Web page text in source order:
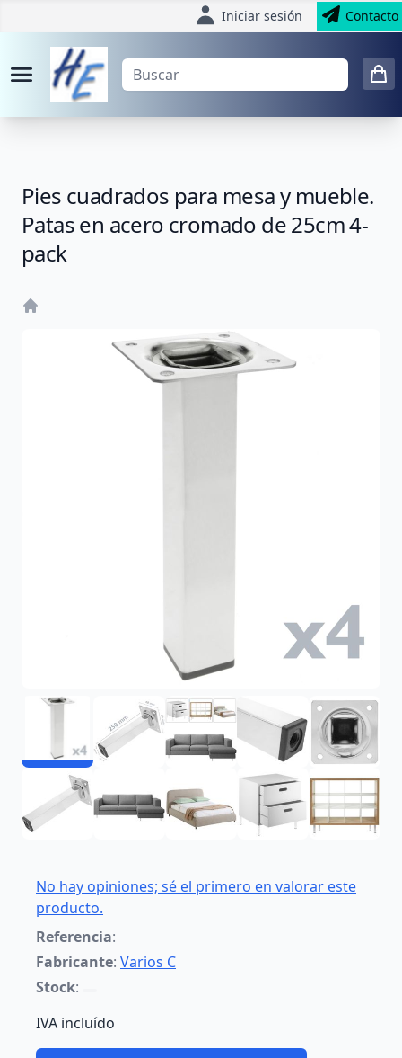
Iniciar sesión Contacto
Pies cuadrados para mesa y mueble.
Patas en acero cromado de 25cm 4-
pack
No hay opiniones; sé el primero en valorar este
producto.
Referencia:
Fabricante: Varios C
Stock:
IVA incluído